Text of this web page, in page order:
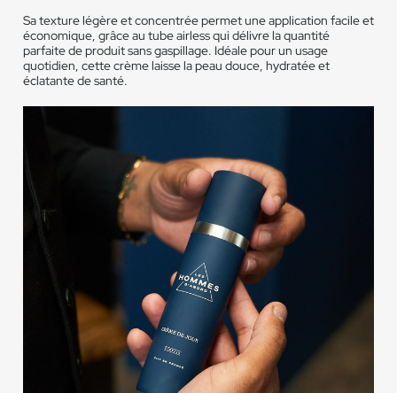
Sa texture légère et concentrée permet une application facile et
économique, grâce au tube airless qui délivre la quantité
parfaite de produit sans gaspillage. Idéale pour un usage
quotidien, cette crème laisse la peau douce, hydratée et
éclatante de santé.